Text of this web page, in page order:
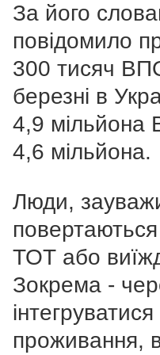
За його
повідомило
300 тисяч
березні в
4,9 мільйона
4,6 мільйона.
Люди,
ТОТ або
Зокрема -
проживання,